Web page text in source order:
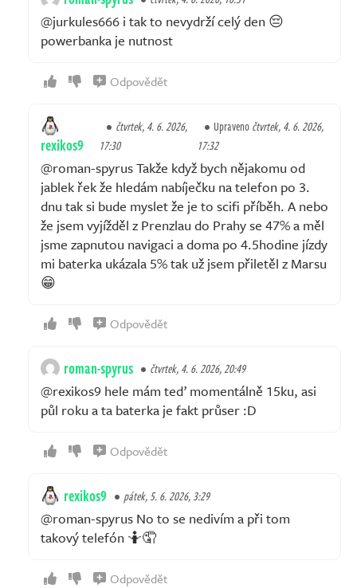
@jurkules666 i tak to nevydrží celý den 😔
powerbanka je nutnost
Odpovědět
rexikos9
čtvrtek, 4. 6. 2026,
17:30
Upravenočtvrtek, 4. 6. 2026,
17:32
@roman-spyrus Takže když bych nějakomu od
jablek řek že hledám nabíječku na telefon po 3.
dnu tak si bude myslet že je to scifi příběh. A nebo
že jsem vyjížděl z Prenzlau do Prahy se 47% a měl
jsme zapnutou navigaci a doma po 4.5hodine jízdy
mi baterka ukázala 5% tak už jsem přiletěl z Marsu
😁
Odpovědět
roman-spyrus čtvrtek, 4. 6. 2026, 20:49
@rexikos9 hele mám teď momentálně 15ku, asi
půl roku a ta baterka je fakt průser :D
Odpovědět
rexikos9 pátek, 5. 6. 2026, 3:29
@roman-spyrus No to se nedivím a při tom
takový telefón 🤷🤦
Odpovědět